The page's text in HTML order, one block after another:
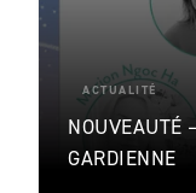
ACTUALITÉ
NOUVEAUTÉ
GARDIENNE